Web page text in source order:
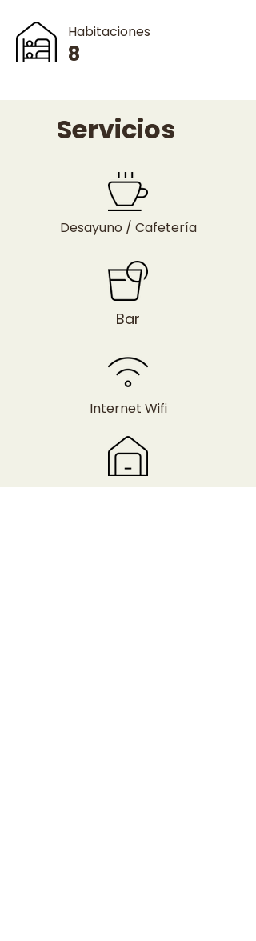
Habitaciones
8
Servicios
Desayuno / Cafetería
Bar
Internet Wifi
Estacionamiento